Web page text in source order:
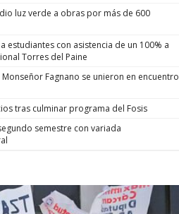
luz verde a obras por más de 600
estudiantes con asistencia de un 100% a
Torres del Paine
Fagnano se unieron en encuentro
tras culminar programa del Fosis
semestre con variada